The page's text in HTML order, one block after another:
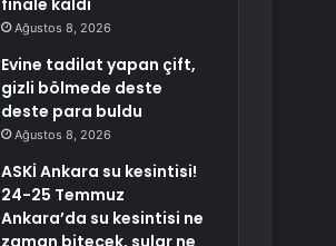
finale kaldı
Ağustos 8, 2026
Evine tadilat yapan çift,
gizli bölmede deste
deste para buldu
Ağustos 8, 2026
ASKİ Ankara su kesintisi!
24-25 Temmuz
Ankara’da su kesintisi ne
zaman bitecek, sular ne